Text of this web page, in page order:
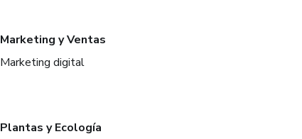
Marketing y Ventas
Marketing digital
Plantas y Ecología